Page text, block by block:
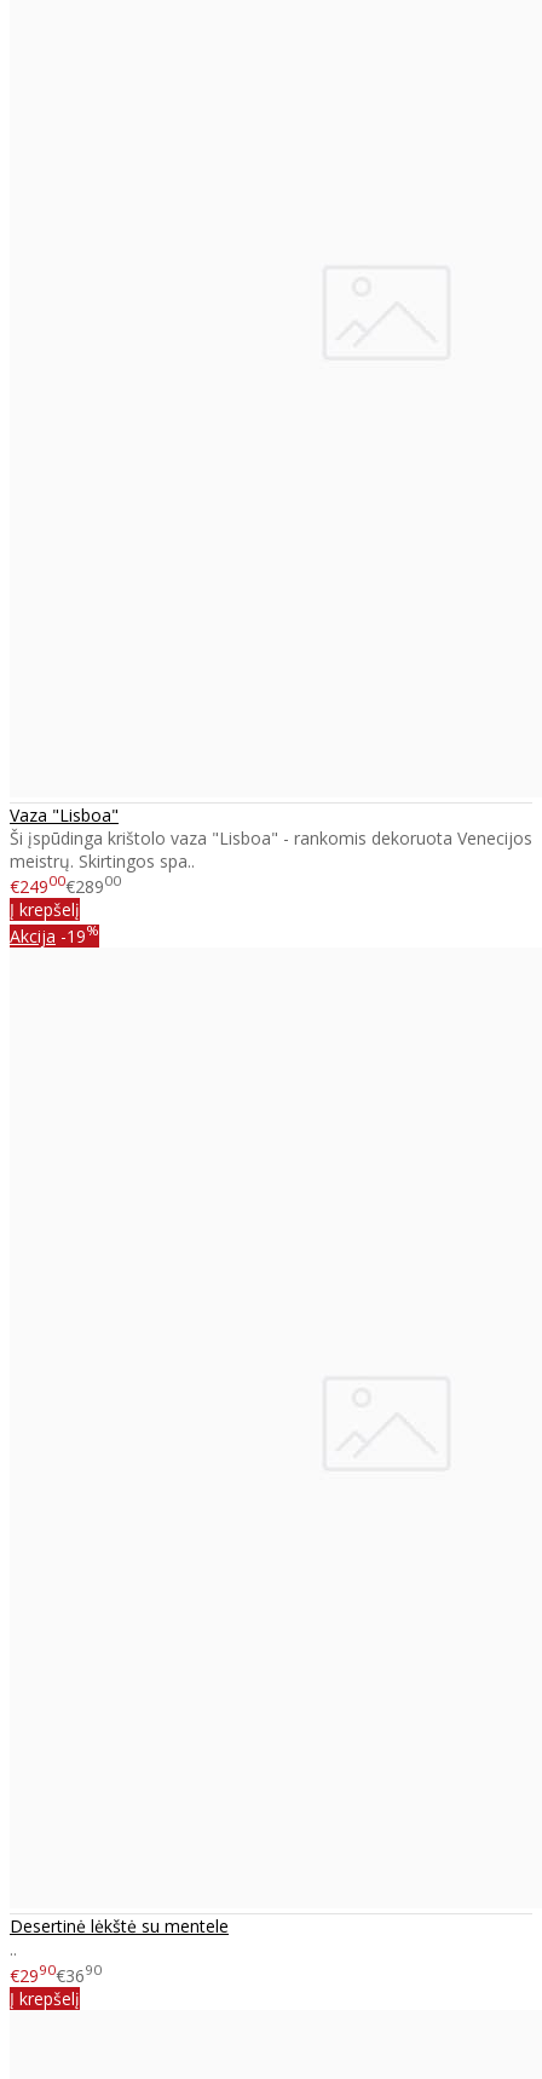
Vaza "Lisboa"
Ši įspūdinga krištolo vaza "Lisboa" - rankomis dekoruota Venecijos
meistrų. Skirtingos spa..
€24900€28900
Į krepšelį
Akcija -19%
Desertinė lėkštė su mentele
..
€2990€3690
Į krepšelį